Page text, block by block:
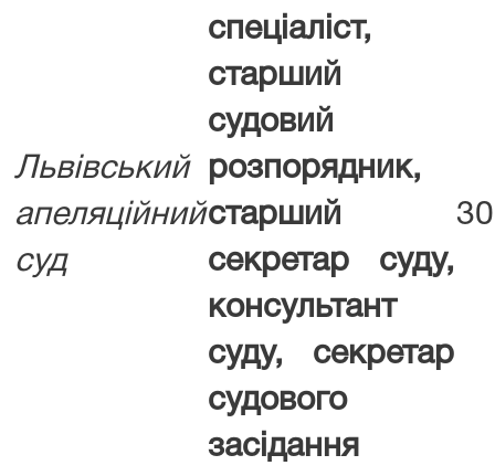
Львівський
апеляційний
суд
спеціаліст,
старший
судовий
розпорядник,
старший
секретар суду,
консультант
суду, секретар
судового
засідання
30